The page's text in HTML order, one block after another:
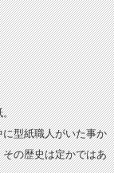
。
型紙職人がいた事か
の歴史は定かではあ